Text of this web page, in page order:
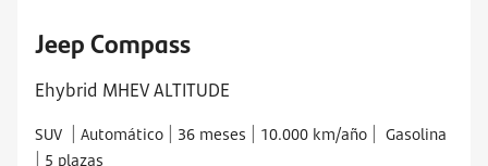
Jeep Compass
Ehybrid MHEV ALTITUDE
SUV Automático 36 meses 10.000 km/año Gasolina
5 plazas